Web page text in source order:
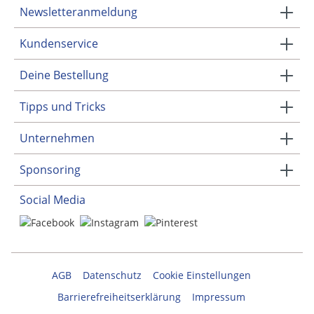
Newsletteranmeldung
Kundenservice
Deine Bestellung
Tipps und Tricks
Unternehmen
Sponsoring
Social Media
AGB Datenschutz
Cookie Einstellungen
Barrierefreiheitserklärung
Impressum